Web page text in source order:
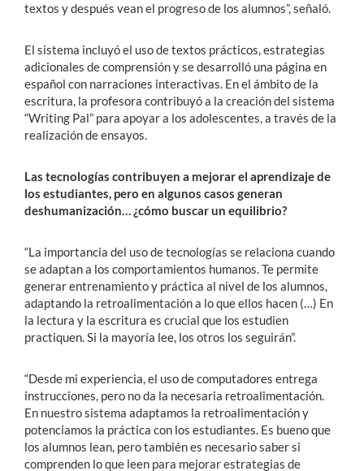
textos y después vean el progreso de los alumnos”, señaló.
El sistema incluyó el uso de textos prácticos, estrategias
adicionales de comprensión y se desarrolló una página en
español con narraciones interactivas. En el ámbito de la
escritura, la profesora contribuyó a la creación del sistema
“Writing Pal” para apoyar a los adolescentes, a través de la
realización de ensayos.
Las tecnologías contribuyen a mejorar el aprendizaje de
los estudiantes, pero en algunos casos generan
deshumanización… ¿cómo buscar un equilibrio?
“La importancia del uso de tecnologías se relaciona cuando
se adaptan a los comportamientos humanos. Te permite
generar entrenamiento y práctica al nivel de los alumnos,
adaptando la retroalimentación a lo que ellos hacen (…) En
la lectura y la escritura es crucial que los estudien
practiquen. Si la mayoría lee, los otros los seguirán”.
“Desde mi experiencia, el uso de computadores entrega
instrucciones, pero no da la necesaria retroalimentación.
En nuestro sistema adaptamos la retroalimentación y
potenciamos la práctica con los estudiantes. Es bueno que
los alumnos lean, pero también es necesario saber si
comprenden lo que leen para mejorar estrategias de